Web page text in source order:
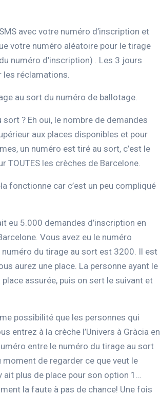
avec votre numéro d’inscription et
votre numéro aléatoire pour le tirage
numéro d’inscription) . Les 3 jours
réclamations.
au sort du numéro de ballotage.
sort ? Eh oui, le nombre de demandes
aux places disponibles et pour
un numéro est tiré au sort, c’est le
TOUTES les crèches de Barcelone.
fonctionne car c’est un peu compliqué
eu 5.000 demandes d’inscription en
Vous avez eu le numéro
du tirage au sort est 3200. Il est
aurez une place. La personne ayant le
assurée, puis on sert le suivant et
possibilité que les personnes qui
entrez à la crèche l’Univers à Gràcia en
entre le numéro du tirage au sort
moment de regarder ce que veut le
ait plus de place pour son option 1…
la faute à pas de chance! Une fois